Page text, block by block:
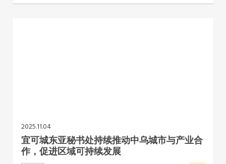
2025.11.04
宜可城东亚秘书处持续推动中乌城市与产业合
作，促进区域可持续发展